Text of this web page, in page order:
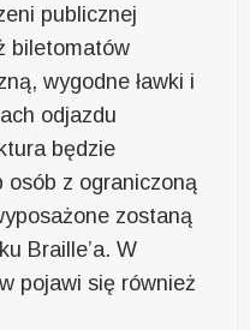
publicznej
biletomatów
wygodne ławki i
odjazdu
będzie
osób z ograniczoną
zostaną
Braille’a. W
pojawi się również